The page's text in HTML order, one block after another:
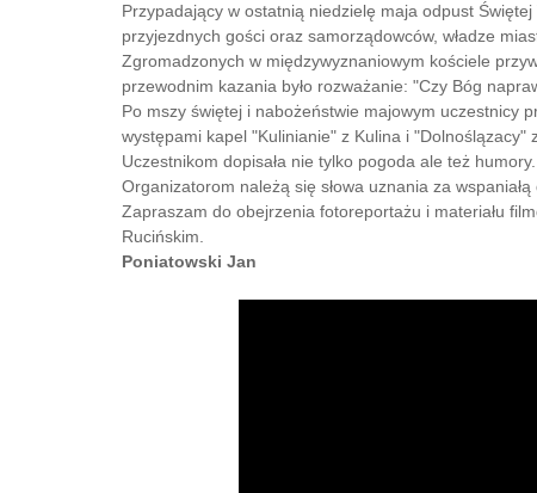
Przypadający w ostatnią niedzielę maja odpust
przyjezdnych gości oraz samorządowców, władze
Zgromadzonych w międzywyznaniowym kościele
przewodnim kazania było rozważanie: "Czy Bóg
Po mszy świętej i nabożeństwie majowym uczestnicy
występami kapel "Kulinianie" z Kulina i
Uczestnikom dopisała nie tylko pogoda ale też humory.
Organizatorom należą się słowa uznania za
Zapraszam do obejrzenia fotoreportażu i materiału
Rucińskim.
Poniatowski Jan